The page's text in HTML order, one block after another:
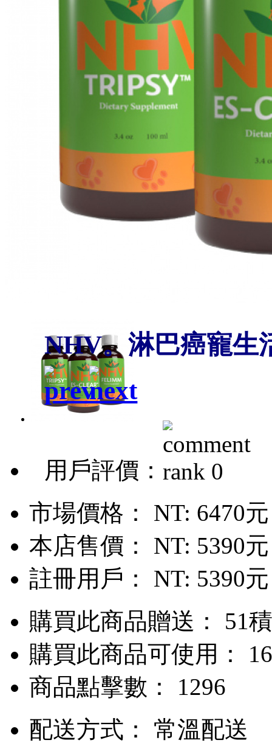
NHV。淋巴癌寵生
用戶評價：
市場價格： NT: 6470元
本店售價： NT: 5390元
註冊用戶： NT: 5390元
購買此商品贈送： 51
購買此商品可使用：
商品點擊數： 1296
配送方式：
常溫配送